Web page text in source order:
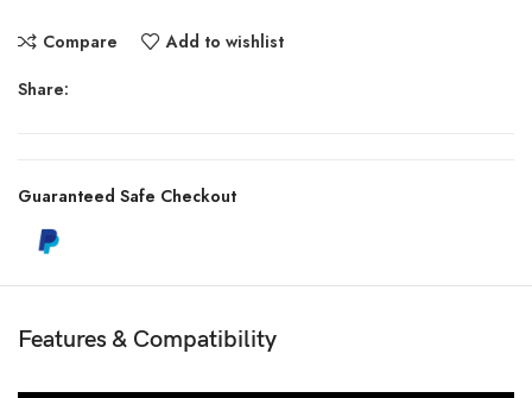
Compare Add to wishlist
Share:
Guaranteed Safe Checkout
Features & Compatibility